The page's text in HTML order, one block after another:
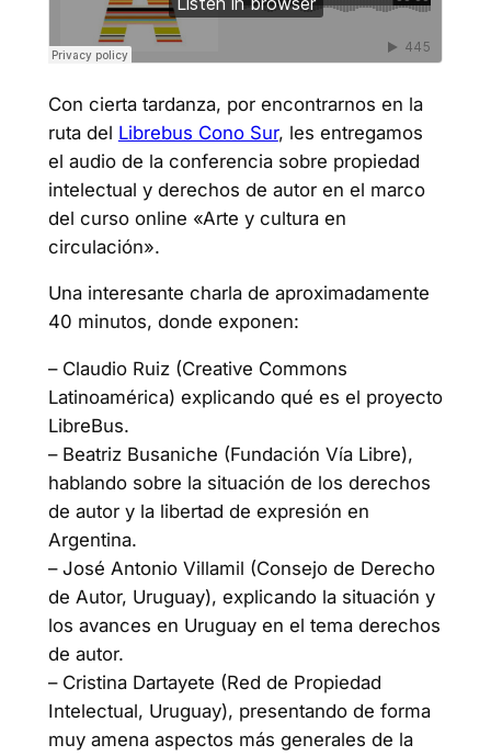
Con cierta tardanza, por encontrarnos en la
ruta del Librebus Cono Sur, les entregamos
el audio de la conferencia sobre propiedad
intelectual y derechos de autor en el marco
del curso online «Arte y cultura en
circulación».
Una interesante charla de aproximadamente
40 minutos, donde exponen:
– Claudio Ruiz (Creative Commons
Latinoamérica) explicando qué es el proyecto
LibreBus.
– Beatriz Busaniche (Fundación Vía Libre),
hablando sobre la situación de los derechos
de autor y la libertad de expresión en
Argentina.
– José Antonio Villamil (Consejo de Derecho
de Autor, Uruguay), explicando la situación y
los avances en Uruguay en el tema derechos
de autor.
– Cristina Dartayete (Red de Propiedad
Intelectual, Uruguay), presentando de forma
muy amena aspectos más generales de la